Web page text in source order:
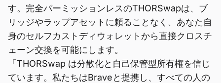
す。完全パーミッションレスのTHORSwapは、ブ
リッジやラップアセットに頼ることなく、あなた自
身のセルフカストディウォレットから直接クロスチ
ェーン交換を可能にします。
「THORSwap は分散化と自己保管型所有権を信じ
ています。私たちはBraveと提携し、すべての人の